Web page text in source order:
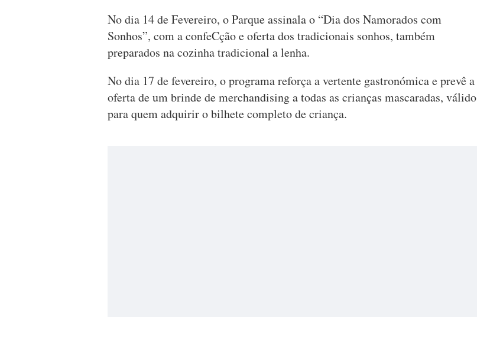
No dia 14 de Fevereiro, o Parque assinala o “Dia dos Namorados com
Sonhos”, com a confeCção e oferta dos tradicionais sonhos, também
preparados na cozinha tradicional a lenha.
No dia 17 de fevereiro, o programa reforça a vertente gastronómica e prevê a
oferta de um brinde de merchandising a todas as crianças mascaradas, válido
para quem adquirir o bilhete completo de criança.